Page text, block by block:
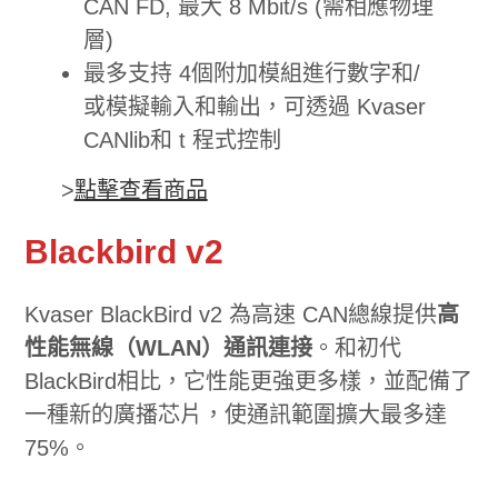
CAN FD, 最大 8 Mbit/s (需相應物理
層)
最多支持 4個附加模組進行數字和/
或模擬輸入和輸出，可透過 Kvaser
CANlib和 t 程式控制
>點擊查看商品
Blackbird v2
Kvaser BlackBird v2 為高速 CAN總線提供高
性能無線（WLAN）通訊連接 。和初代
BlackBird相比，它性能更強更多樣，並配備了
一種新的廣播芯片，使通訊範圍擴大最多達
75%。